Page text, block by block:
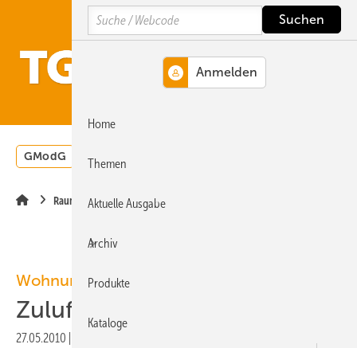
Hauptinhalt
Hauptmenü
SiteSearch
GModG Wärmepumpe
Raumlufttechnik
Wohnungslüftung
Zuluft nach Bedarf
27.05.2010
Search
Home
Themen
Aktuelle Ausgabe
Archiv
Produkte
Kataloge